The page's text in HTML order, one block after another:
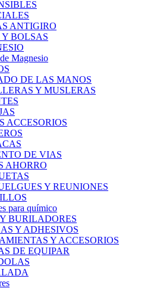
ANTIGIRO
BOLSAS
Magnesio
DE LAS MANOS
Y MUSLERAS
ACCESORIOS
DE VIAS
AHORRO
Y REUNIONES
para químico
BURILADORES
Y ADHESIVOS
Y ACCESORIOS
DE EQUIPAR